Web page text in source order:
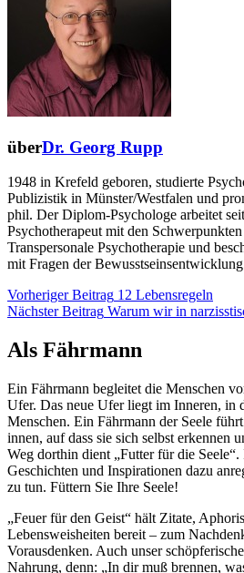
überDr. Georg Rupp
1948 in Krefeld geboren, studierte
Publizistik in Münster/Westfalen und
phil. Der Diplom-Psychologe arbeitet
Psychotherapeut mit den
Transpersonale Psychotherapie und
mit Fragen der
Beitragsnavigation
Vorheriger Beitrag 12 Lebensregeln
Nächster Beitrag Warum wir in
Als Fährmann
Ein Fährmann begleitet die Menschen
Ufer. Das neue Ufer liegt im Inneren, in
Menschen. Ein Fährmann der Seele
innen, auf dass sie sich selbst erkennen
Weg dorthin dient „Futter für die
Geschichten und Inspirationen dazu
zu tun. Füttern Sie Ihre Seele!
„Feuer für den Geist“ hält Zitate,
Lebensweisheiten bereit – zum
Vorausdenken. Auch unser
Nahrung, denn: „In dir muß brennen,